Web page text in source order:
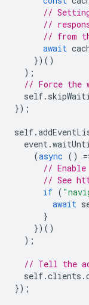
//
//
// from
await
})()
);
// Force the
self.
});
self.
event .
(async () =
//
// See
if (
await
}
})()
);
// Tell the
self.clients .
});